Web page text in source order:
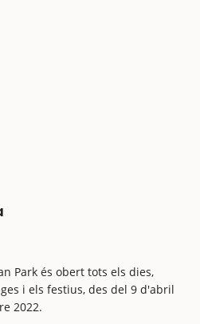
Park és obert tots els dies,
i els festius, des del 9 d'abril
2022.